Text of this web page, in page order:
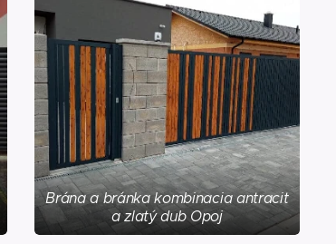
Brána a bránka kombinacia antracit
a zlatý dub Opoj